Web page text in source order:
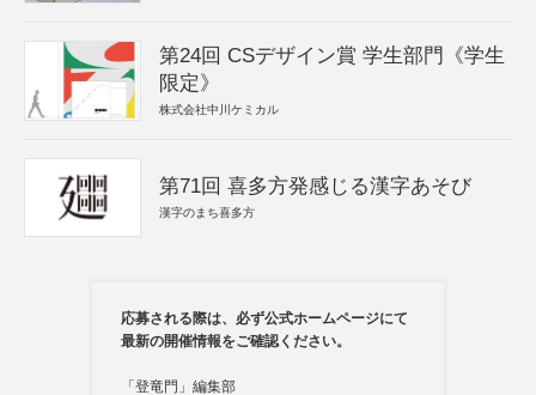
第24回 CSデザイン賞 学生部門《学生
限定》
株式会社中川ケミカル
第71回 喜多方発感じる漢字あそび
漢字のまち喜多方
応募される際は、必ず公式ホームページにて
最新の開催情報をご確認ください。
「登竜門」編集部